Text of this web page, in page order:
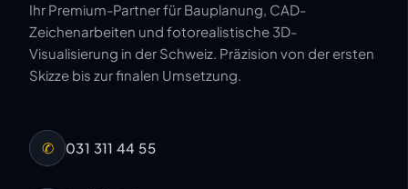
Ihr Premium-Partner für Bauplanung, CAD-
Zeichenarbeiten und fotorealistische 3D-
Visualisierung in der Schweiz. Präzision von der ersten
Skizze bis zur finalen Umsetzung.
✆ 031 311 44 55